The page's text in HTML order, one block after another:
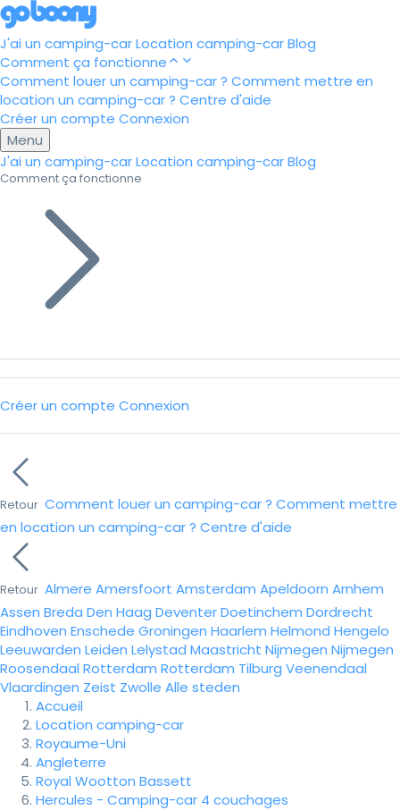
J'ai un camping-carLocation camping-carBlog
Comment ça fonctionne
Comment louer un camping-car ? Comment mettre en
location un camping-car ? Centre d'aide
Créer un compte Connexion
Menu
J'ai un camping-carLocation camping-carBlog
Comment ça fonctionne
Créer un compte Connexion
Retour Comment louer un camping-car ? Comment mettre
en location un camping-car ? Centre d'aide
Retour Almere Amersfoort Amsterdam Apeldoorn Arnhem
Assen Breda Den Haag DeventerDoetinchem Dordrecht
Eindhoven Enschede Groningen Haarlem Helmond Hengelo
Leeuwarden Leiden Lelystad Maastricht Nijmegen Nijmegen
Roosendaal Rotterdam Rotterdam Tilburg Veenendaal
Vlaardingen Zeist Zwolle Alle steden
Accueil
Location camping-car
Royaume-Uni
Angleterre
Royal Wootton Bassett
Hercules - Camping-car 4 couchages